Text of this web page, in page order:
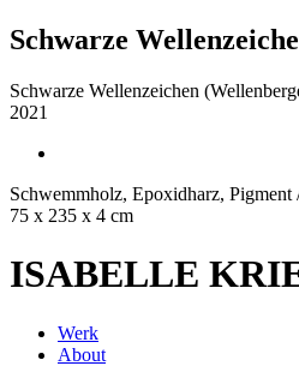
Schwarze
Schwarze Wellenzeichen
2021
Schwemmholz, Epoxidharz,
75 x 235 x 4 cm
ISABELLE
Werk
About